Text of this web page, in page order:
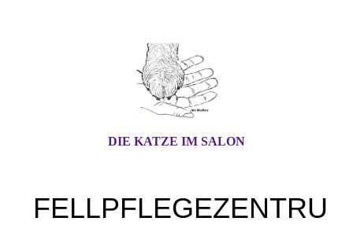
DIE KATZE IM SALON
FELLPFLEGEZENTRU